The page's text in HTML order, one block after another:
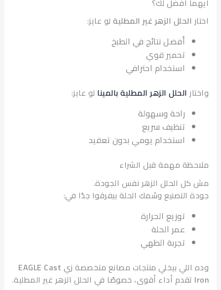
أفضل لك؟
الحلل الزهر غير المطليةلو عايز:
أفضل نتائج في الطبخ
تحمير قوي
استخدام احترافي
الحلل الزهر المطلية بالمينالو عايز:
راحة وسهولة
تنظيف سريع
استخدام يومي بدون تعقيد
مهمة قبل الشراء
الحلل الزهر نفس الجودة.
التصنيع وسُمك الحلة بيفرقوا جدًا في:
توزيع الحرارة
عمر الحلة
تجربة الطهي
بيخلي منتجات مصانع متخصصة زيEAGLE Cast
تقدم أداء أقوى، خصوصًا في الحلل الزهر غير المطلية.